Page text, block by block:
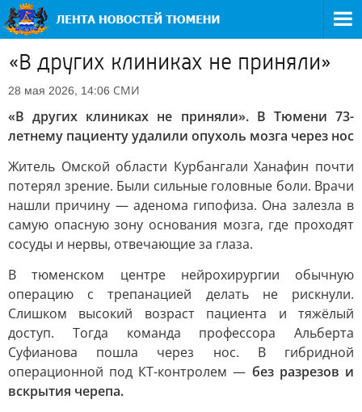
«В других клиниках не приняли»
28 мая 2026, 14:06 СМИ
«В других клиниках не приняли». В Тюмени 73-
летнему пациенту удалили опухоль мозга через нос
Житель Омской области Курбангали Ханафин почти
потерял зрение. Были сильные головные боли. Врачи
нашли причину — аденома гипофиза. Она залезла в
самую опасную зону основания мозга, где проходят
сосуды и нервы, отвечающие за глаза.
В тюменском центре нейрохирургии обычную
операцию с трепанацией делать не рискнули.
Слишком высокий возраст пациента и тяжёлый
доступ. Тогда команда профессора Альберта
Суфианова пошла через нос. В гибридной
операционной под КТ-контролем — без разрезов и
вскрытия черепа.